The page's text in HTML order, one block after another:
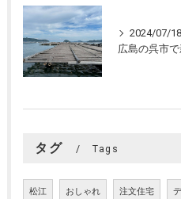
2024/07/18
広島の呉市
タグ Tags
松江 おしゃれ 注文住宅